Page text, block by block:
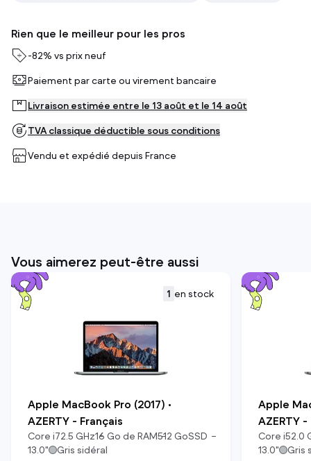
Rien que le meilleur pour les pros
-82% vs prix neuf
Paiement par carte ou virement bancaire
Livraison estimée entre le 13 août et le 14 août
TVA classique déductible sous conditions
Vendu et expédié depuis France
Vous aimerez peut-être aussi
1 en stock
Apple MacBook Pro (2017) •
AZERTY - Français
Core i72.5 GHz16 Go de RAM512 GoSSD
13.0" Gris sidéral
Apple
AZERTY
Core i52.0
13.0" Gris